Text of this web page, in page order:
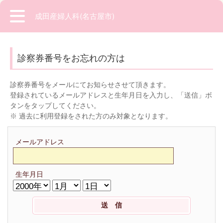
成田産婦人科(名古屋市)
診察券番号をお忘れの方は
診察券番号をメールにてお知らせさせて頂きます。
登録されているメールアドレスと生年月日を入力し、「送信」ボ
タンをタップしてください。
※ 過去に利用登録をされた方のみ対象となります。
メールアドレス
生年月日